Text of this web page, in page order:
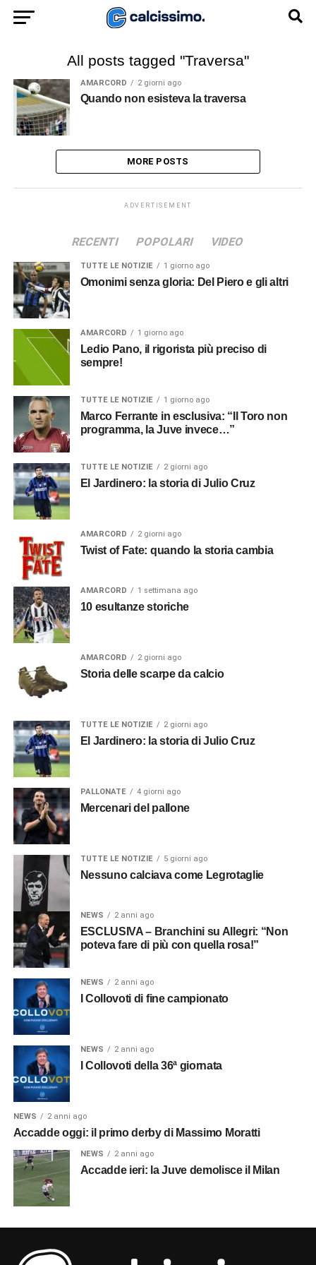
All posts tagged "Traversa"
AMARCORD 2 giorni ago
Quando non esisteva la traversa
MORE POSTS
ADVERTISEMENT
RECENTI POPOLARI VIDEO
TUTTE LE NOTIZIE 1 giorno ago
Omonimi senza gloria: Del Piero e gli altri
AMARCORD 1 giorno ago
Ledio Pano, il rigorista più preciso di
sempre!
TUTTE LE NOTIZIE 1 giorno ago
Marco Ferrante in esclusiva: “Il Toro non
programma, la Juve invece…”
TUTTE LE NOTIZIE 2 giorni ago
El Jardinero: la storia di Julio Cruz
AMARCORD 2 giorni ago
Twist of Fate: quando la storia cambia
AMARCORD 1 settimana ago
10 esultanze storiche
AMARCORD 2 giorni ago
Storia delle scarpe da calcio
TUTTE LE NOTIZIE 2 giorni ago
El Jardinero: la storia di Julio Cruz
PALLONATE 4 giorni ago
Mercenari del pallone
TUTTE LE NOTIZIE 5 giorni ago
Nessuno calciava come Legrotaglie
NEWS 2 anni ago
ESCLUSIVA – Branchini su Allegri: “Non
poteva fare di più con quella rosa!”
NEWS 2 anni ago
I Collovoti di fine campionato
NEWS 2 anni ago
I Collovoti della 36ª giornata
NEWS 2 anni ago
Accadde oggi: il primo derby di Massimo Moratti
NEWS 2 anni ago
Accadde ieri: la Juve demolisce il Milan